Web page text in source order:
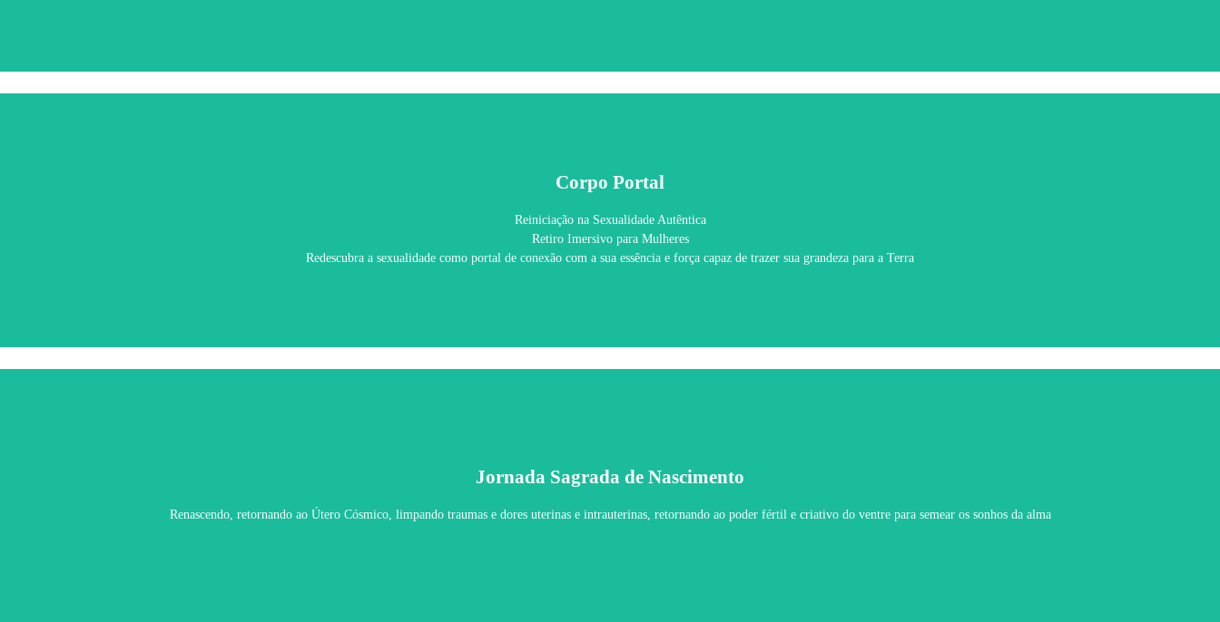
Corpo Portal
Reiniciação na Sexualidade Autêntica
Retiro Imersivo para Mulheres
Redescubra a sexualidade como portal de conexão com a sua essência e força capaz de trazer sua grandeza para a Terra
Corpo Portal
Saiba Mais
Jornada Sagrada de Nascimento
Renascendo, retornando ao Útero Cósmico, limpando traumas e dores uterinas e intrauterinas, retornando ao poder fértil e criativo do ventre para semear os sonhos da alma
Jornada Sagrada de Nascimento
Saiba Mais